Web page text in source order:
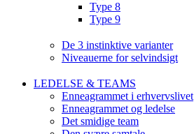
Type 8
Type 9
De 3 instinktive varianter
Niveauerne for selvindsigt
LEDELSE & TEAMS
Enneagrammet i erhvervslivet
Enneagrammet og ledelse
Det smidige team